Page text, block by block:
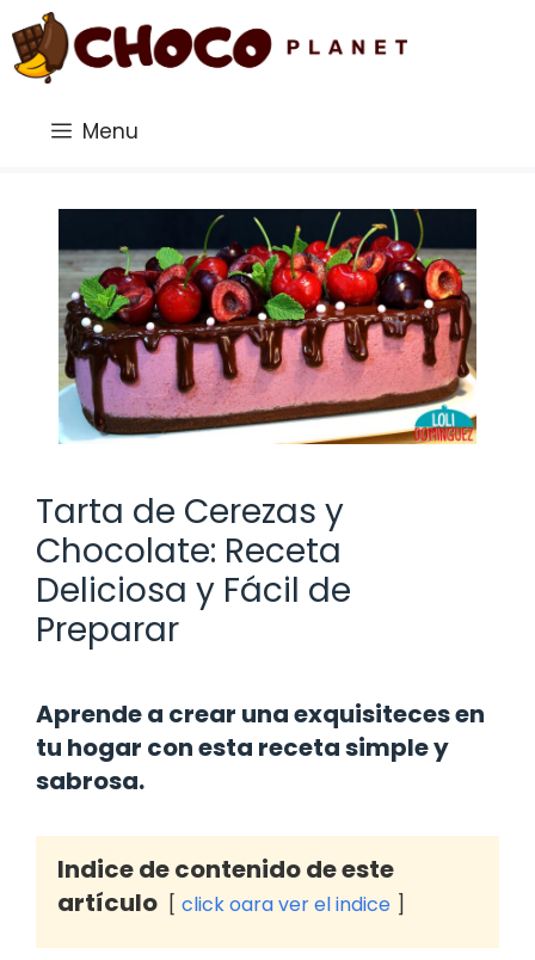
Saltar
al
contenido
Menu
Tarta de Cerezas y
Chocolate: Receta
Deliciosa y Fácil de
Preparar
Aprende a crear una exquisiteces en
tu hogar con esta receta simple y
sabrosa.
Indice de contenido de este
artículo
click oara ver el indice